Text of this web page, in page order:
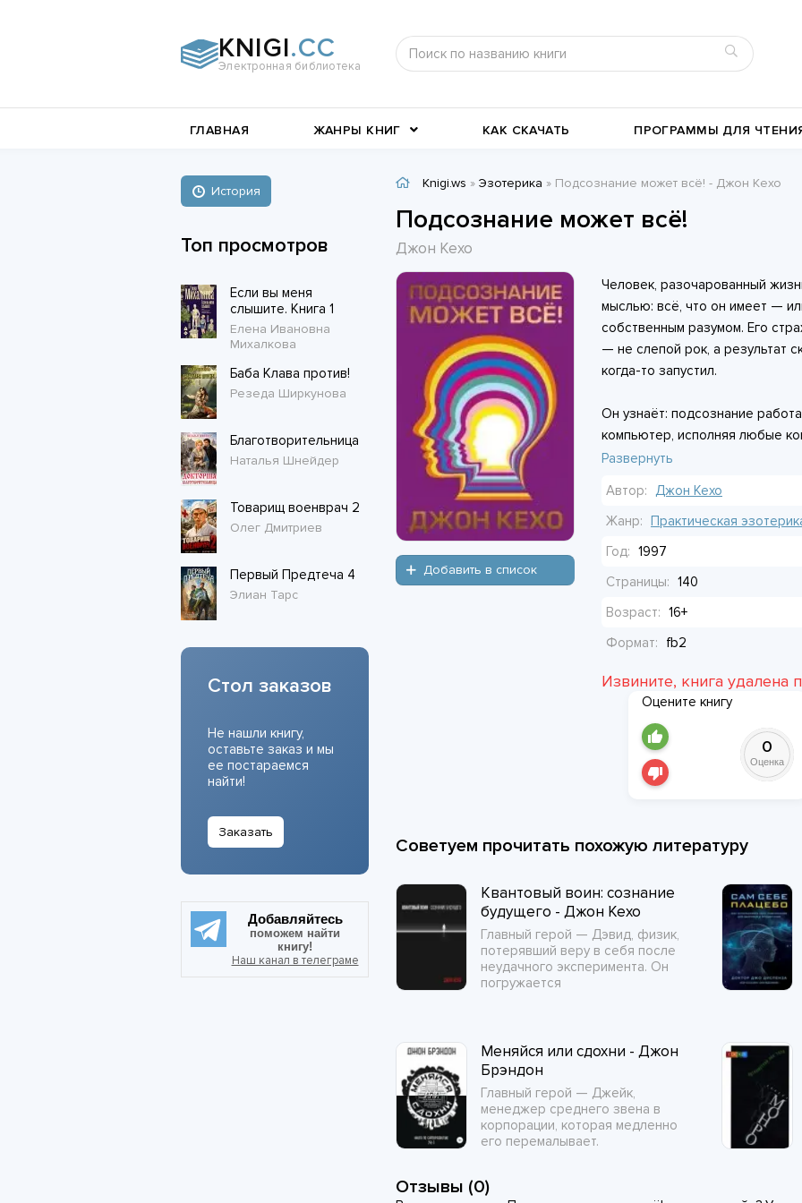
KNIGI.CC
Электронная библиотека
ГЛАВНАЯ ЖАНРЫ КНИГ
Книги о войне
Военное дело
Современные любовные
романы
романы
Короткие любовные романы История Классика жанра
КАК СКАЧАТЬ ПРОГРАММЫ ДЛЯ
Knigi.ws » Эзотерика » Подсознание может всё! - Джон Кехо
Подсознание может всё!
Джон Кехо
Добавить в список
Человек, разочарованный
мыслью: всё, что он имеет —
собственным разумом. Его
— не слепой рок, а результат
когда-то запустил.
Он узнаёт: подсознание
компьютер, исполняя любые
брошены вскользь. Оно не
Герой начинает
Визуализирует желаемое так
увереннее. Он видит
никто не объяснил, как им
Развернуть
Автор: Джон Кехо
Жанр: Практическая
Год: 1997
Страницы: 140
Возраст: 16+
Формат:
fb2
Извините, книга удалена
Оцените книгу
0
Оценка
Советуем прочитать похожую литературу
Квантовый воин: сознание
будущего - Джон Кехо
Главный герой — Дэвид, физик,
потерявший веру в себя после
неудачного эксперимента. Он
погружается
Меняйся или сдохни - Джон
Брэндон
Главный герой — Джейк,
менеджер среднего звена в
корпорации, которая медленно
его перемалывает.
Отзывы (0)
История
Топ просмотров
Если вы меня
слышите. Книга 1
Елена Ивановна
Михалкова
Баба Клава против!
Резеда Ширкунова
Благотворительница
Наталья Шнейдер
Товарищ военврач 2
Олег Дмитриев
Первый Предтеча 4
Элиан Тарс
Стол заказов
Не нашли книгу,
оставьте заказ и мы
ее постараемся
найти!
Заказать
Добавляйтесь
поможем найти
книгу!
Наш канал в телеграме
Документальная